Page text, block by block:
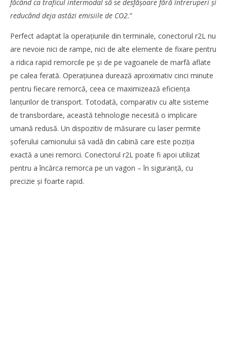
WDP își consolidează prezența pe piața europeană și
investește în noi proiecte logistice din România
Alexandru
Ionescu
făcând ca traficul intermodal să se desfășoare fără întreruperi și
reducând deja astăzi emisiile de CO2.”
Perfect adaptat la operațiunile din terminale, conectorul r2L nu
are nevoie nici de rampe, nici de alte elemente de fixare pentru
a ridica rapid remorcile pe și de pe vagoanele de marfă aflate
pe calea ferată. Operațiunea durează aproximativ cinci minute
pentru fiecare remorcă, ceea ce maximizează eficiența
lanțurilor de transport. Totodată, comparativ cu alte sisteme
de transbordare, această tehnologie necesită o implicare
umană redusă. Un dispozitiv de măsurare cu laser permite
șoferului camionului să vadă din cabină care este poziția
exactă a unei remorci. Conectorul r2L poate fi apoi utilizat
pentru a încărca remorca pe un vagon – în siguranță, cu
precizie și foarte rapid.